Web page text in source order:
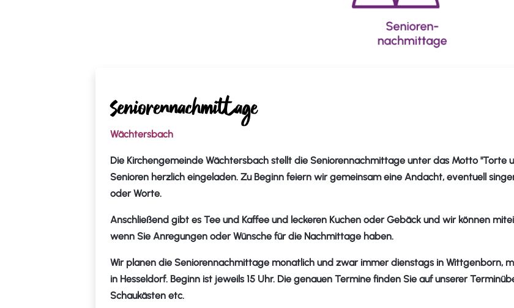
Seniorennachmittage
Wächtersbach
Die Kirchengemeinde Wächtersbach stellt die Seniorennachmittage unter das Motto "Torte
Senioren herzlich eingeladen. Zu Beginn feiern wir gemeinsam eine Andacht, eventuell
oder Worte.
Anschließend gibt es Tee und Kaffee und leckeren Kuchen oder Gebäck und wir können
wenn Sie Anregungen oder Wünsche für die Nachmittage haben.
Wir planen die Seniorennachmittage monatlich und zwar immer dienstags in Wittgenborn,
in Hesseldorf. Beginn ist jeweils 15 Uhr. Die genauen Termine finden Sie auf unserer
Schaukästen etc.